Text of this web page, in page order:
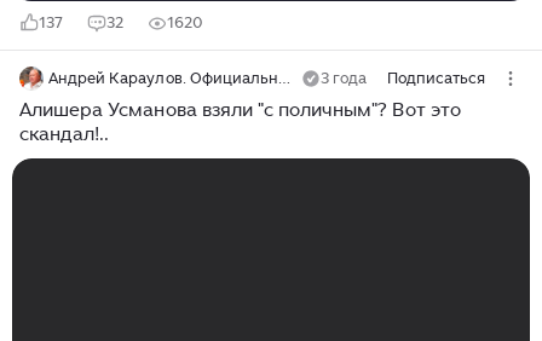
137 32 1620
Андрей Караулов. Официальный канал 3 года Подписаться
Алишера Усманова взяли "с поличным"? Вот это
скандал!..